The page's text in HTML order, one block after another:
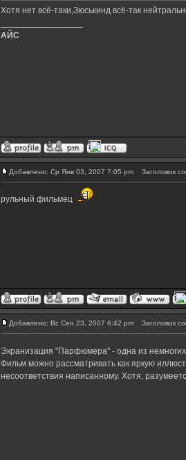
Хотя нет всё-таки,Зюськинд всё-так
АЙС
Добавлено: Ср Янв 03, 2007 7:05 pm Заголовок
рульный фильмец
Добавлено: Вс Сен 23, 2007 6:42 pm Заголовок
Экранизация "Парфюмера" - одна из
Фильм можно рассматривать как яркую
несоответствия написанному. Хотя,